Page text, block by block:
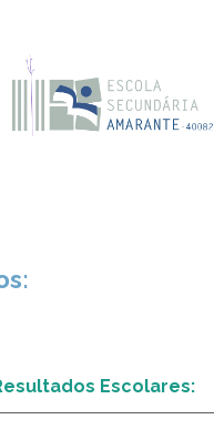
:
Escolares: